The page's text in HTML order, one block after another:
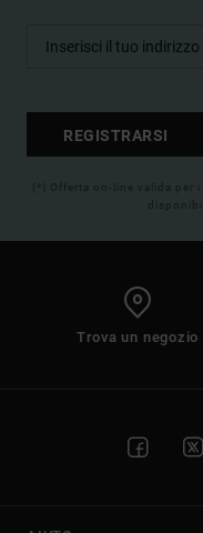
REGISTRARSI
(*) Offerta on-line valida per
Trova un negozio